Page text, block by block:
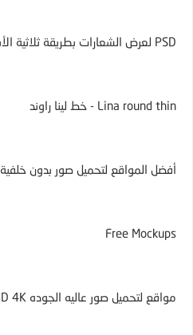
PSD لعرض الشعارات بطريقة ثلاثية الأبعاد 3D
Lina round thin - خط لينا راوند
أفضل المواقع لتحميل صور بدون خلفية PNG
Free Mockups
مواقع لتحميل صور عاليه الجوده HD 4K